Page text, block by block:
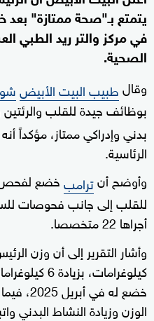
يتمتع بـ"صحة ممتازة"
في مركز والتر ريد الطبي
الصحية.
وقالطبيب البيت الأبيض
بوظائف جيدة للقلب
بدني وإدراكي ممتاز، مؤكداً
الرئاسية.
وأوضح أنترامبخضع لفحص
للقلب إلى جانب فحوصات
أجراها 22 متخصصا.
خضع له
الوزن وزيادة النشاط البدني